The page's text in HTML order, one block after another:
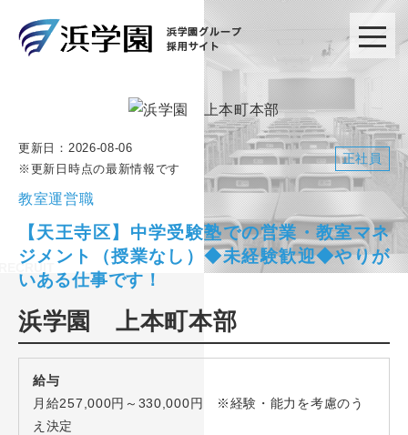
更新日： 2026-08-06
※更新日時点の最新情報です
正社員
教室運営職
【天王寺区】中学受験塾での営業・教室マネ
ジメント（授業なし）◆未経験歓迎◆やりが
いある仕事です！
浜学園 上本町本部
給与
月給257,000円～330,000円 ※経験・能力を考慮のう
え決定